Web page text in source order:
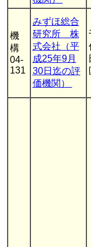
機
構
04-
131
みずほ総合
研究所 株
式会社（平
成25年9月
30日迄の評
価機関）